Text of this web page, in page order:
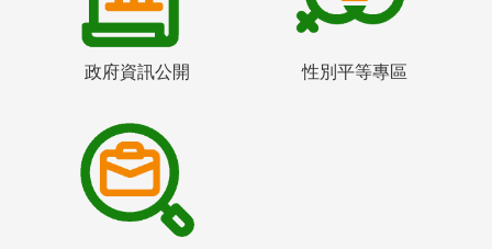
政府資訊公開 性別平等專區